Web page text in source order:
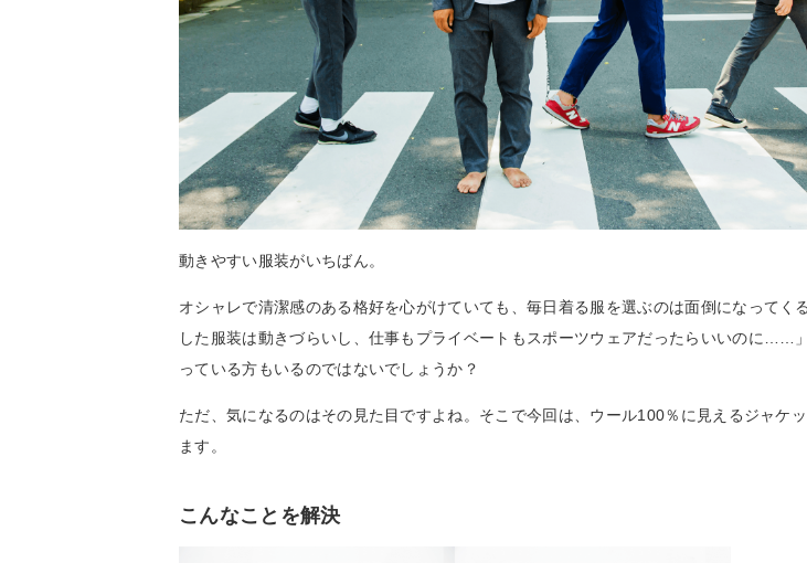
動きやすい服装がいちばん。
オシャレで清潔感のある格好を心がけていても、毎日着る服を選ぶのは面倒になってく
した服装は動きづらいし、仕事もプライベートもスポーツウェアだったらいいのに……
っている方もいるのではないでしょうか？
ただ、気になるのはその見た目ですよね。そこで今回は、ウール100％に見えるジャケ
ます。
こんなことを解決